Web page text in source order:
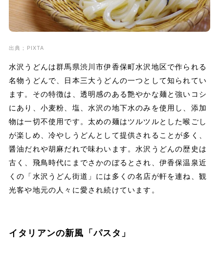
出典；PIXTA
水沢うどんは群馬県渋川市伊香保町水沢地区で作られる
名物うどんで、日本三大うどんの一つとして知られてい
ます。その特徴は、透明感のある艶やかな麺と強いコシ
にあり、小麦粉、塩、水沢の地下水のみを使用し、添加
物は一切不使用です。太めの麺はツルツルとした喉ごし
が楽しめ、冷やしうどんとして提供されることが多く、
醤油だれや胡麻だれで味わいます。水沢うどんの歴史は
古く、飛鳥時代にまでさかのぼるとされ、伊香保温泉近
くの「水沢うどん街道」には多くの名店が軒を連ね、観
光客や地元の人々に愛され続けています。
イタリアンの新風「パスタ」